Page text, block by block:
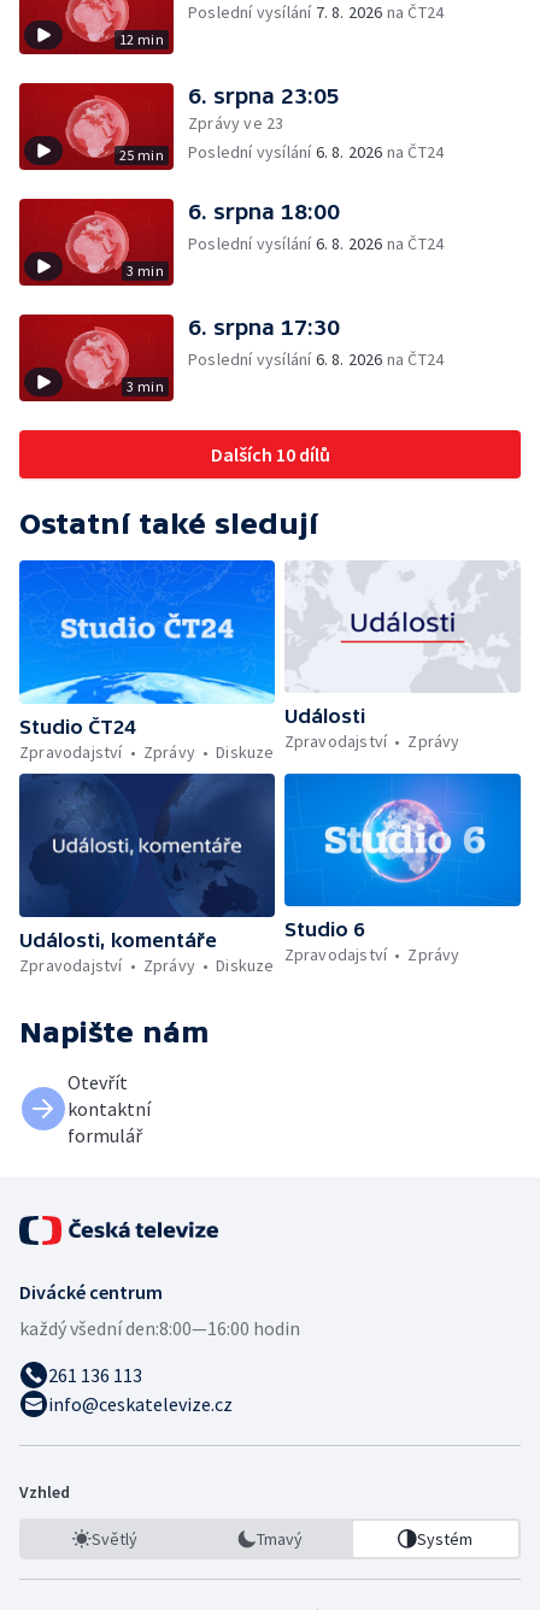
12 min
Poslední vysílání 7. 8. 2026 na ČT24
25 min
6. srpna 23:05
Zprávy ve 23
Poslední vysílání6. 8. 2026 na ČT24
3 min
6. srpna 18:00
Poslední vysílání6. 8. 2026 na ČT24
3 min
6. srpna 17:30
Poslední vysílání6. 8. 2026 na ČT24
Dalších 10 dílů
Ostatní také sledují
Studio ČT24
Zpravodajství
Zprávy Diskuze
Události
Zpravodajství
Zprávy
Události, komentáře
Zpravodajství
Zprávy Diskuze
Studio 6
Zpravodajství
Zprávy
Napište nám
Otevřít
kontaktní
formulář
Divácké centrum
každý všední den:8:00—16:00 hodin
261 136 113
info@ceskatelevize.cz
Vzhled
Světlý Tmavý Systém